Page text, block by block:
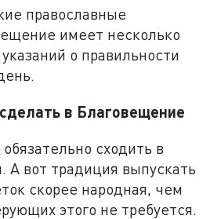
православные
имеет несколько
о правильности
в Благовещение
сходить в
А вот традиция выпускать
скорее народная, чем
этого не требуется.